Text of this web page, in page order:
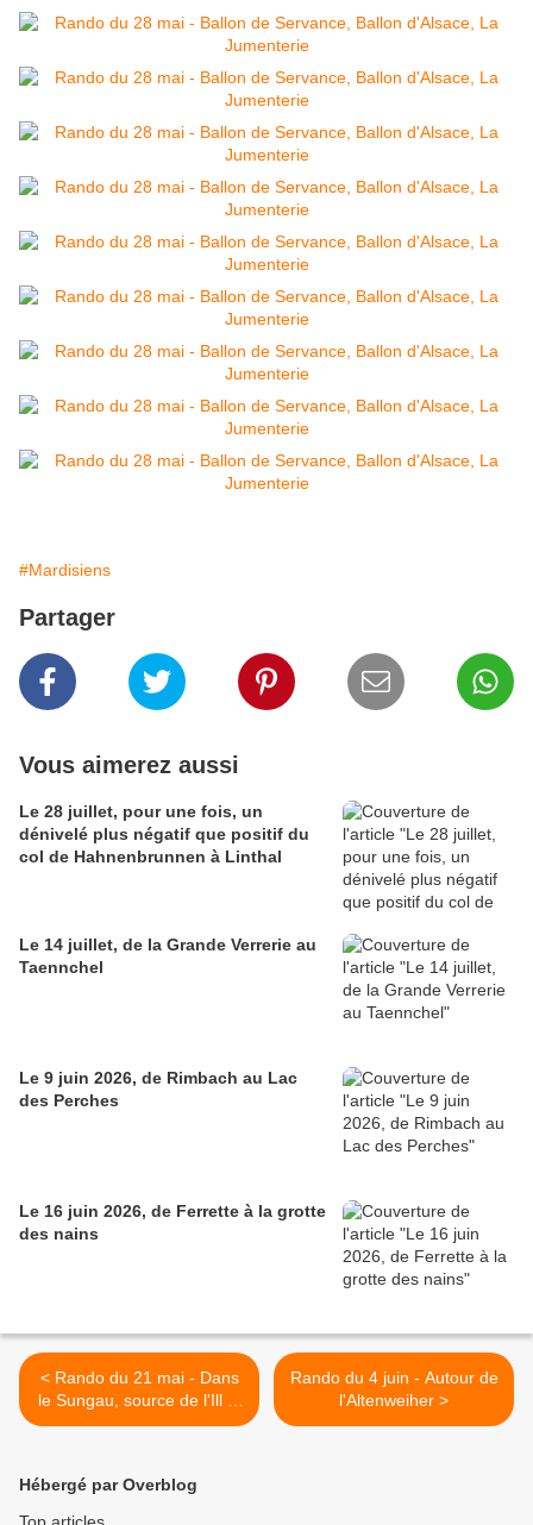
#Mardisiens
Partager
Vous aimerez aussi
Le 28 juillet, pour une fois, un
dénivelé plus négatif que positif du
col de Hahnenbrunnen à Linthal
Le 14 juillet, de la Grande Verrerie au
Taennchel
Le 9 juin 2026, de Rimbach au Lac
des Perches
Le 16 juin 2026, de Ferrette à la grotte
des nains
< Rando du 21 mai - Dans
le Sungau, source de l'Ill et
allée des hêtres...et des
Rando du 4 juin - Autour de
l'Altenweiher >
Hébergé par Overblog